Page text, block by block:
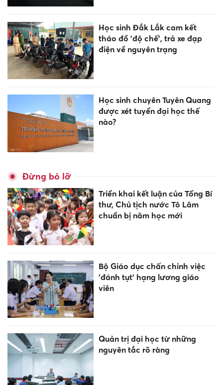
Học sinh Đắk Lắk cam kết
tháo đồ 'độ chế', trả xe đạp
điện về nguyên trạng
Học sinh chuyên Tuyên Quang
được xét tuyển đại học thế
nào?
Đừng bỏ lỡ
Triển khai kết luận của Tổng Bí
thư, Chủ tịch nước Tô Lâm
chuẩn bị năm học mới
Bộ Giáo dục chấn chỉnh việc
'đánh tụt' hạng lương giáo
viên
Quản trị đại học từ những
nguyên tắc rõ ràng